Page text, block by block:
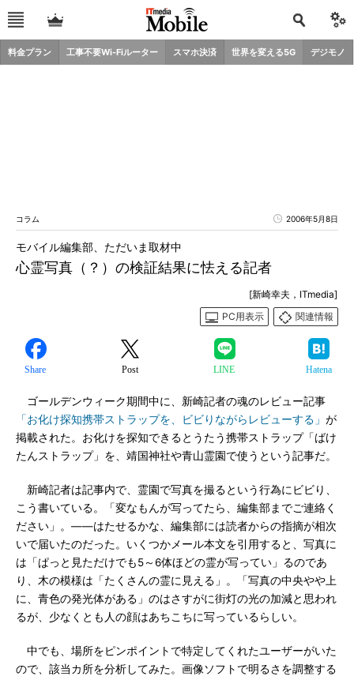
料金プラン 工事不要Wi-Fiルーター スマホ決済 世界を変える5G デジモノ
コラム 2006年5月8日
心霊写真（？）の検証結果に怯える記者
モバイル編集部、ただいま取材中
[新崎幸夫，ITmedia]
PC用表示
関連情報
Share Post LINE Hatena
ゴールデンウィーク期間中に、新崎記者の魂のレビュー記事
「お化け探知携帯ストラップを、ビビりながらレビューする」 が
掲載された。お化けを探知できるとうたう携帯ストラップ「ばけ
たんストラップ」を、靖国神社や青山霊園で使うという記事だ。
新崎記者は記事内で、霊園で写真を撮るという行為にビビり、
こう書いている。「変なもんが写ってたら、編集部までご連絡く
ださい」。――はたせるかな、編集部には読者からの指摘が相次
いで届いたのだった。いくつかメール本文を引用すると、写真に
は「ぱっと見ただけでも5～6体ほどの霊が写ってい」るのであ
り、木の模様は「たくさんの霊に見える」。「写真の中央やや上
に、青色の発光体がある」のはさすがに街灯の光の加減と思われ
るが、少なくとも人の顔はあちこちに写っているらしい。
中でも、場所をピンポイントで特定してくれたユーザーがいた
ので、該当カ所を分析してみた。画像ソフトで明るさを調整する